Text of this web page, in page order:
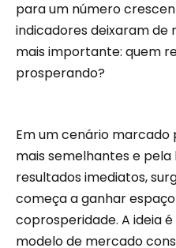
para um número
indicadores deixaram
mais importante: quem
prosperando?
Em um cenário
mais semelhantes e
resultados imediatos,
começa a ganhar
coprosperidade. A ideia
modelo de mercado